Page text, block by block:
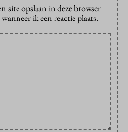
site opslaan in deze browser
ik een reactie plaats.